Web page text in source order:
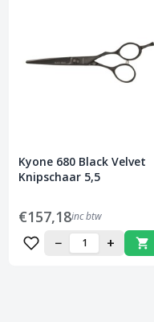
Kyone 680 Black Velvet
Knipschaar 5,5
€157,18inc btw
− +